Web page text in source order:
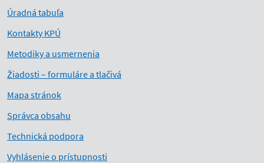
Úradná tabuľa
Kontakty KPÚ
Metodiky a usmernenia
Žiadosti – formuláre a tlačivá
Mapa stránok
Správca obsahu
Technická podpora
Vyhlásenie o prístupnosti